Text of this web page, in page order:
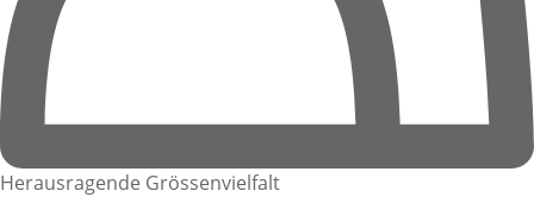
Herausragende Grössenvielfalt